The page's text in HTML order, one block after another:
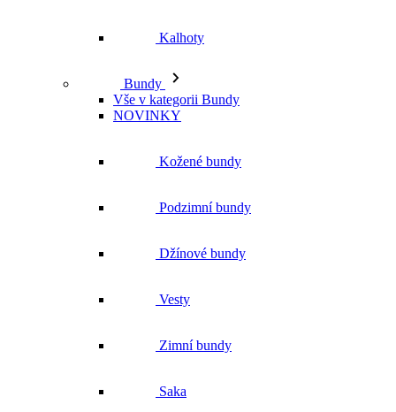
Kalhoty
Bundy
Vše v kategorii Bundy
NOVINKY
Kožené bundy
Podzimní bundy
Džínové bundy
Vesty
Zimní bundy
Saka